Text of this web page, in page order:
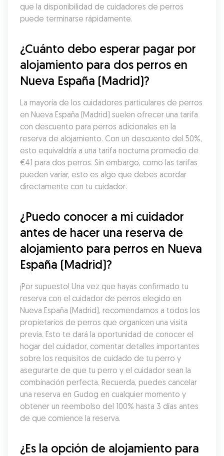
que la disponibilidad de cuidadores de perros
puede terminarse rápidamente.
¿Cuánto debo esperar pagar por
alojamiento para dos perros en
Nueva España (Madrid)?
La mayoría de los cuidadores particulares de perros
en Nueva España (Madrid) suelen ofrecer una tarifa
con descuento para perros adicionales en la
reserva de alojamiento. Con un descuento del 50%,
esto equivaldría a una tarifa nocturna promedio de
€41 para dos perros. Sin embargo, como las tarifas
pueden variar, esto es algo que debes acordar
directamente con tu cuidador.
¿Puedo conocer a mi cuidador
antes de hacer una reserva de
alojamiento para perros en Nueva
España (Madrid)?
¡Por supuesto! Una vez que hayas confirmado tu
reserva con el cuidador de perros elegido en
Nueva España (Madrid), recomendamos a todos los
propietarios de perros que organicen una visita
previa. Esto te dará la oportunidad de conocer el
hogar del cuidador, comentar detalles importantes
sobre los requisitos de cuidado de tu perro y
asegurarte de que tu perro y el cuidador sean la
combinación perfecta. Recuerda, puedes cancelar
una reserva en Gudog en cualquier momento y
obtener un reembolso del 100% hasta 3 días antes
de que comience la reserva.
¿Es la opción de alojamiento para